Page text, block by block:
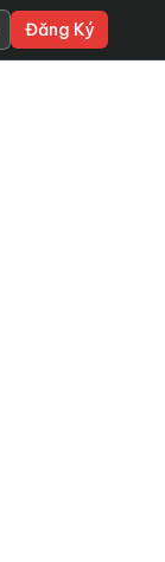
Đăng Ký